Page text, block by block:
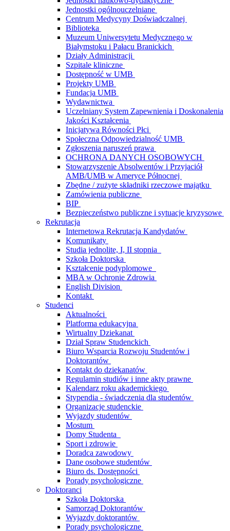
Jednostki ogólnouczelniane
Centrum Medycyny Doświadczalnej
Biblioteka
Muzeum Uniwersytetu Medycznego w
Białymstoku i Pałacu Branickich
Działy Administracji
Szpitale kliniczne
Dostępność w UMB
Projekty UMB
Fundacja UMB
Wydawnictwa
Uczelniany System Zapewnienia i Doskonalenia
Jakości Kształcenia
Inicjatywa Równości Płci
Społeczna Odpowiedzialność UMB
Zgłoszenia naruszeń prawa
OCHRONA DANYCH OSOBOWYCH
Stowarzyszenie Absolwentów i Przyjaciół
AMB/UMB w Ameryce Północnej
Zbędne / zużyte składniki rzeczowe majątku
Zamówienia publiczne
BIP
Bezpieczeństwo publiczne i sytuacje kryzysowe
Rekrutacja
Internetowa Rekrutacja Kandydatów
Komunikaty
Studia jednolite, I, II stopnia
Szkoła Doktorska
Kształcenie podyplomowe
MBA w Ochronie Zdrowia
English Division
Kontakt
Studenci
Aktualności
Platforma edukacyjna
Wirtualny Dziekanat
Dział Spraw Studenckich
Biuro Wsparcia Rozwoju Studentów i
Doktorantów
Kontakt do dziekanatów
Regulamin studiów i inne akty prawne
Kalendarz roku akademickiego
Stypendia - świadczenia dla studentów
Organizacje studenckie
Wyjazdy studentów
Mostum
Domy Studenta
Sport i zdrowie
Doradca zawodowy
Dane osobowe studentów
Biuro ds. Dostępności
Porady psychologiczne
Doktoranci
Szkoła Doktorska
Samorząd Doktorantów
Wyjazdy doktorantów
Porady psychologiczne